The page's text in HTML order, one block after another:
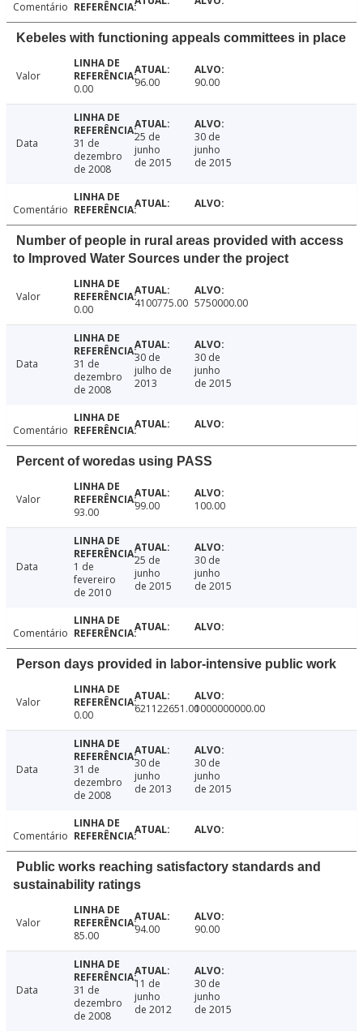
Comentário
Kebeles with functioning appeals committees in place
Valor
0.00
96.00 90.00
Data
31 de
dezembro
de 2008
25 de
junho
de 2015
30 de
junho
de 2015
Comentário
Number of people in rural areas provided with access
to Improved Water Sources under the project
Valor
0.00
4100775.00 5750000.00
Data
31 de
dezembro
de 2008
30 de
julho de
2013
30 de
junho
de 2015
Comentário
Percent of woredas using PASS
Valor
93.00
99.00 100.00
Data
1 de
fevereiro
de 2010
25 de
junho
de 2015
30 de
junho
de 2015
Comentário
Person days provided in labor-intensive public work
Valor
0.00
621122651.001000000000.00
Data
31 de
dezembro
de 2008
30 de
junho
de 2013
30 de
junho
de 2015
Comentário
Public works reaching satisfactory standards and
sustainability ratings
Valor
85.00
94.00 90.00
Data
31 de
dezembro
de 2008
11 de
junho
de 2012
30 de
junho
de 2015